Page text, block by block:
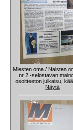
Miesten oma / Naisten
nr 2 -selostavan
osoitteeton julkaisu,
Näytä